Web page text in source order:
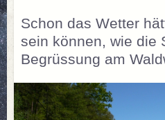
Schon das Wetter
sein können, wie die
Begrüssung am